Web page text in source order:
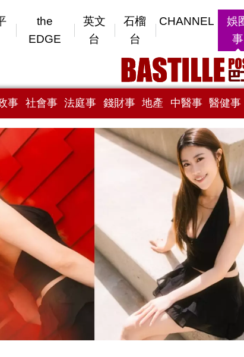
the
EDGE
英文
台
石榴
台
CHANNEL
娛
事
事 社會事 法庭事 錢財事 地產 中醫事 醫健事